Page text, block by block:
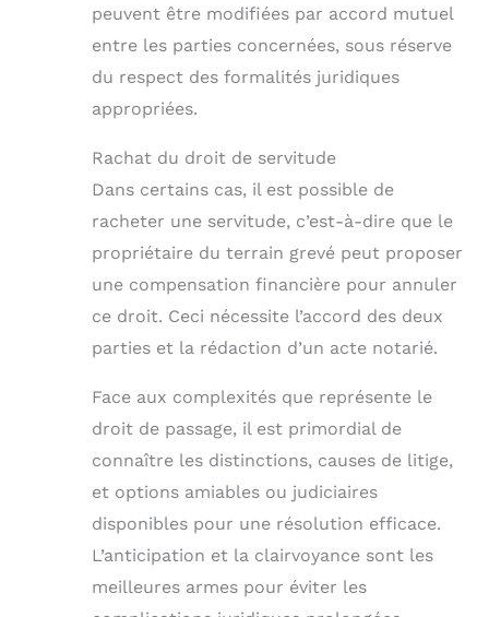
peuvent être modifiées par accord mutuel
entre les parties concernées, sous réserve
du respect des formalités juridiques
appropriées.
Rachat du droit de servitude
Dans certains cas, il est possible de
racheter une servitude, c’est-à-dire que le
propriétaire du terrain grevé peut proposer
une compensation financière pour annuler
ce droit. Ceci nécessite l’accord des deux
parties et la rédaction d’un acte notarié.
Face aux complexités que représente le
droit de passage, il est primordial de
connaître les distinctions, causes de litige,
et options amiables ou judiciaires
disponibles pour une résolution efficace.
L’anticipation et la clairvoyance sont les
meilleures armes pour éviter les